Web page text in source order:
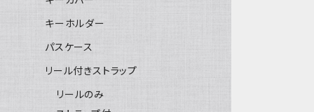
キーホルダー
パスケース
リール付きストラップ
リールのみ